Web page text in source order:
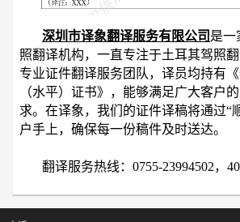
深圳市译象翻译服务有限公司 是一
照翻译机构，一直专注于土耳其驾照
专业证件翻译服务团队，译员均持有
（水平）证书》，能够满足广大客户
求。在译象，我们的证件译稿将通过“
户手上，确保每一份稿件及时送达。
翻译服务热线：0755-23994502，